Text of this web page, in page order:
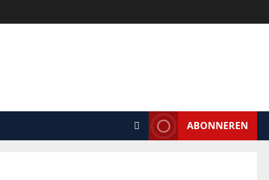
ABONNEREN